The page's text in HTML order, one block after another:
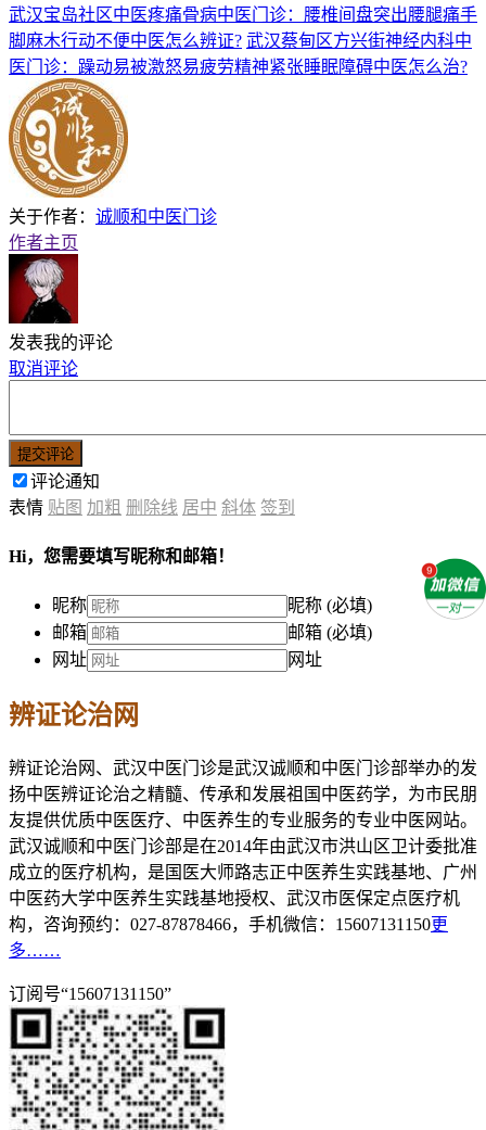
武汉宝岛社区中医疼痛骨病中医门诊：腰椎间盘突出腰腿痛手
脚麻木行动不便中医怎么辨证? 武汉蔡甸区方兴街神经内科中
医门诊：躁动易被激怒易疲劳精神紧张睡眠障碍中医怎么治?
关于作者： 诚顺和中医门诊
作者主页
发表我的评论
取消评论
提交评论
评论通知
表情 贴图 加粗 删除线 居中 斜体 签到
Hi，您需要填写昵称和邮箱！
昵称
昵称 (必填)
邮箱
邮箱 (必填)
网址
网址
辨证论治网
辨证论治网、武汉中医门诊是武汉诚顺和中医门诊部举办的发
扬中医辨证论治之精髓、传承和发展祖国中医药学，为市民朋
友提供优质中医医疗、中医养生的专业服务的专业中医网站。
武汉诚顺和中医门诊部是在2014年由武汉市洪山区卫计委批准
成立的医疗机构，是国医大师路志正中医养生实践基地、广州
中医药大学中医养生实践基地授权、武汉市医保定点医疗机
构，咨询预约：027-87878466，手机微信：15607131150更
多……
订阅号“15607131150”